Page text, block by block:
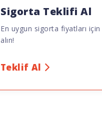
Sigorta Teklifi Al
En uygun sigorta fiyatları
alın!
Teklif Al